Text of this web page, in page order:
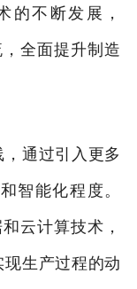
的不断发展，
全面提升制造
通过引入更多
智能化程度。
云计算技术，
生产过程的动